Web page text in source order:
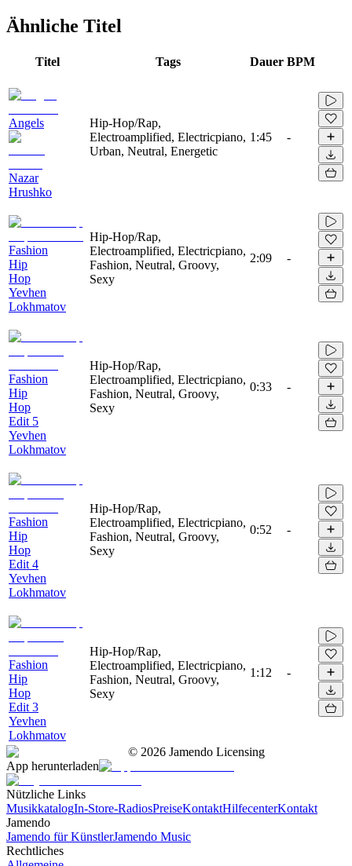
Ähnliche Titel
Titel Tags Dauer BPM
Angels
Nazar
Hrushko
Hip-Hop/Rap,
Electroamplified, Electricpiano,
Urban, Neutral, Energetic
1:45 -
Fashion
Hip
Hop
Yevhen
Lokhmatov
Hip-Hop/Rap,
Electroamplified, Electricpiano,
Fashion, Neutral, Groovy,
Sexy
2:09 -
Fashion
Hip
Hop
Edit 5
Yevhen
Lokhmatov
Hip-Hop/Rap,
Electroamplified, Electricpiano,
Fashion, Neutral, Groovy,
Sexy
0:33 -
Fashion
Hip
Hop
Edit 4
Yevhen
Lokhmatov
Hip-Hop/Rap,
Electroamplified, Electricpiano,
Fashion, Neutral, Groovy,
Sexy
0:52 -
Fashion
Hip
Hop
Edit 3
Yevhen
Lokhmatov
Hip-Hop/Rap,
Electroamplified, Electricpiano,
Fashion, Neutral, Groovy,
Sexy
1:12 -
© 2026 Jamendo Licensing
App herunterladen
Nützliche Links
MusikkatalogIn-Store-RadiosPreiseKontaktHilfecenterKontakt
Jamendo
Jamendo für KünstlerJamendo Music
Rechtliches